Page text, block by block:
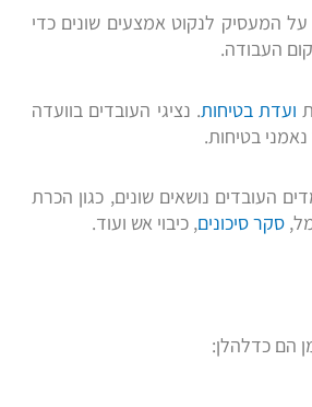
המעסיק לנקוט אמצעים שונים כדי
העבודה.
ועדת בטיחות. נציגי העובדים בוועדה
בטיחות.
העובדים נושאים שונים, כגון הכרת
סקר סיכונים, כיבוי אש ועוד.
הם כדלהלן: